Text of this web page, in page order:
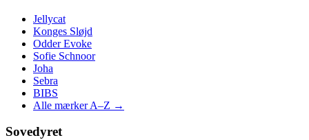
Jellycat
Konges Sløjd
Odder Evoke
Sofie Schnoor
Joha
Sebra
BIBS
Alle mærker A–Z →
Sovedyret